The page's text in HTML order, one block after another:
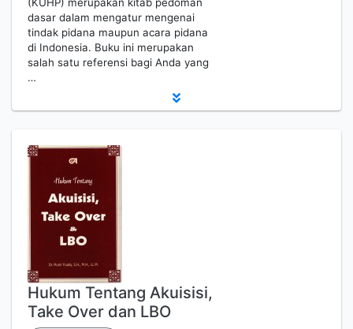
dasar dalam mengatur mengenai
tindak pidana maupun acara pidana
di Indonesia. Buku ini merupakan
salah satu referensi bagi Anda yang
…
Hukum Tentang Akuisisi,
Take Over dan LBO